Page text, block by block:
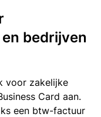
bedrijven
voor zakelijke
Card aan.
een btw-factuur